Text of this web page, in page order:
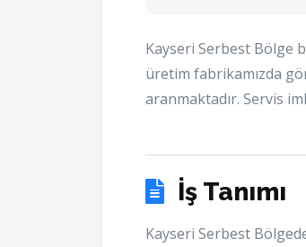
Kayseri Serbest Bölge
üretim fabrikamızda
aranmaktadır. Servis
İş Tanımı
Kayseri Serbest